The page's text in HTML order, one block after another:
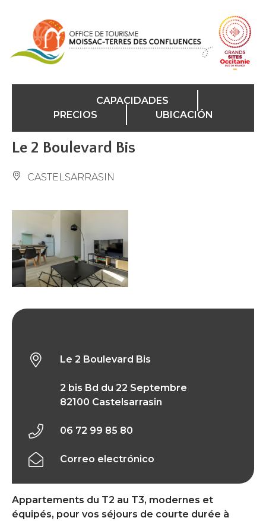
CAPACIDADES
PRECIOS
UBICACIÓN
Le 2 Boulevard Bis
CASTELSARRASIN
Appartements du T2 au T3, modernes et
équipés, pour vos séjours de courte durée à
Le 2 Boulevard Bis
2 bis Bd du 22 Septembre
82100 Castelsarrasin
06 72 99 85 80
Correo electrónico